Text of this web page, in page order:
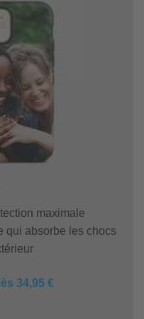
maximale
qui absorbe les chocs
34,95 €